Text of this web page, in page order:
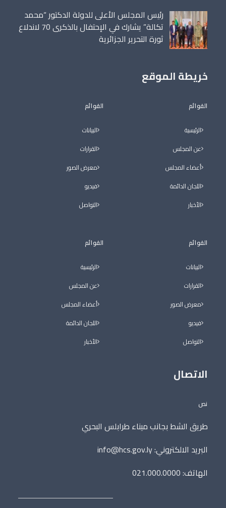
رئيس المجلس الأعلى للدولة الدكتور “محمد
تكالة” يشارك في الإحتفال بالذكرى 70 لاندلاع
ثورة التحرير الجزائرية
خريطة الموقع
القوائم
الرئيسية
عن المجلس
أعضاء المجلس
اللجان الدائمة
الأخبار
القوائم
البيانات
القرارات
معرض الصور
فيديو
التواصل
القوائم
البيانات
القرارات
معرض الصور
فيديو
التواصل
القوائم
الرئيسية
عن المجلس
أعضاء المجلس
اللجان الدائمة
الأخبار
الاتصال
نص
طريق الشط بجانب ميناء طرابلس البحري
البريد الالكتروني:info@hcs.gov.ly
الهاتف: 021.000.0000